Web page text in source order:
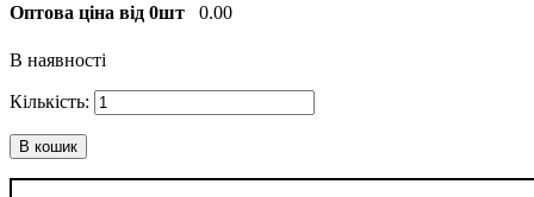
Оптова ціна від 0шт
0.00
В наявності
В кошик